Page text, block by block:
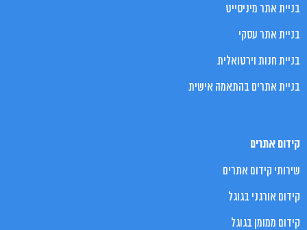
בניית אתר מיניסייט
בניית אתר עסקי
בניית חנות וירטואלית
בניית אתרים בהתאמה אישית
קידום אתרים
שירותי קידום אתרים
קידום אורגני בגוגל
קידום ממומן בגוגל